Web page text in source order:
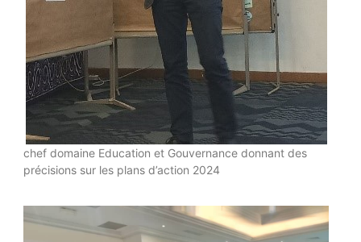
chef domaine Education et Gouvernance donnant des
précisions sur les plans d’action 2024